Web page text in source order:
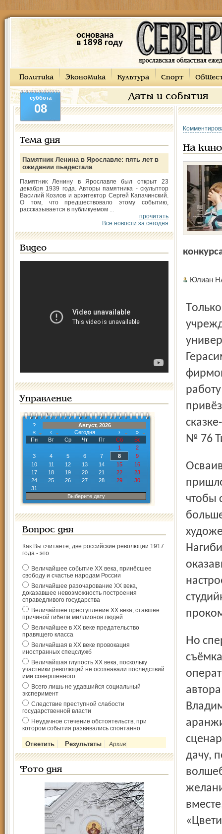
основана
в 1898 году
Политика Экономика Культура Спорт
Даты и события
суббота
08
Тема дня
Памятник Ленина в Ярославле: пять лет в
ожидании пьедестала
Памятник Ленину в Ярославле был открыт 23
декабря 1939 года. Авторы памятника - скульптор
Василий Козлов и архитектор Сергей Капачинский.
О том, что предшествовало этому событию,
рассказывается в публикуемом ...
прочитать
Все новости за сегодня
Видео
Управление
?
Август, 2026
«
‹ Сегодня ›
»
Пн
Вт Ср Чт Пт Сб
Вс
1
2
3
4 5 6 7 8
9
10
11 12 13 14 15
16
17
18 19 20 21 22
23
24
25 26 27 28 29
30
31
Выберите дату
Вопрос дня
Как Вы считаете, две российские революции 1917
года - это
Величайшее событие ХХ века, принёсшее
свободу и счастье народам России
Величайшее разочарование ХХ века,
доказавшее невозможность построения
справедливого государства
Величайшее преступление ХХ века, ставшее
причиной гибели миллионов людей
Величайшее в ХХ веке предательство
правящего класса
Величайшая в ХХ веке провокация
иностранных спецслужб
Величайшая глупость ХХ века, поскольку
участники революций не осознавали последствий
ими совершённого
Всего лишь не удавшийся социальный
эксперимент
Следствие преступной слабости
государственной власти
Неудачное стечение обстоятельств, при
котором события развивались спонтанно
Архив
Фото дня
На
Юлиан
Только что их жертвой пало жюри конкурса «Кино­старт»,
№ 76
Осваивать видеотехнику всемирно известной марки
чтобы
Но сперва по законам дружбы представил всех, кто в
дачу,